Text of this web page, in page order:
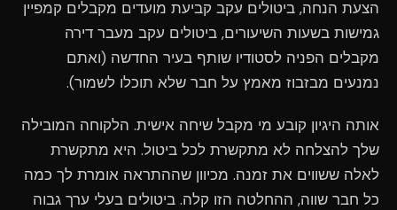
הצעת הנחה, ביטולים עקב קביעת מועדים מקבלים קמפיין
גמישות בשעות השיעורים, ביטולים עקב מעבר דירה
מקבלים הפניה לסטודיו שותף בעיר החדשה (ואתם
נמנעים מבזבוז מאמץ על חבר שלא תוכלו לשמור).
אותה היגיון קובע מי מקבל שיחה אישית. הלקוחה המובילה
שלך להצלחה לא מתקשרת לכל ביטול. היא מתקשרת
לאלה ששווים את זמנה. מכיוון שההתראה אומרת לך כמה
כל חבר שווה, ההחלטה הזו קלה. ביטולים בעלי ערך גבוה